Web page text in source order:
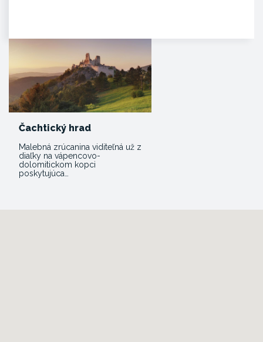
Čachtický hrad
Malebná zrúcanina viditeľná už z
diaľky na vápencovo-
dolomitickom kopci
poskytujúca…